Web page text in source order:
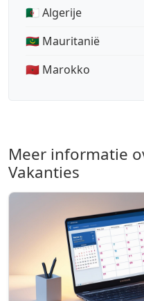
🇩🇿 Algerije
🇲🇷 Mauritanië
🇲🇦 Marokko
Meer informatie
Vakanties